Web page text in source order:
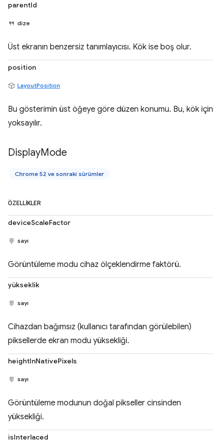
parentId
dize
Üst ekranın benzersiz tanımlayıcısı. Kök ise boş olur.
position
LayoutPosition
Bu gösterimin üst öğeye göre düzen konumu. Bu, kök için
yoksayılır.
DisplayMode
Chrome 52 ve sonraki sürümler
ÖZELLIKLER
deviceScaleFactor
sayı
Görüntüleme modu cihaz ölçeklendirme faktörü.
yükseklik
sayı
Cihazdan bağımsız (kullanıcı tarafından görülebilen)
piksellerde ekran modu yüksekliği.
heightInNativePixels
sayı
Görüntüleme modunun doğal pikseller cinsinden
yüksekliği.
isInterlaced